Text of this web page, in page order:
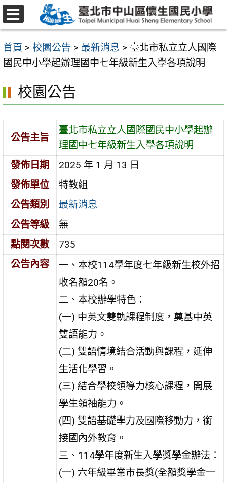
跳
至
要
內
區
首頁 > 校園公告 > 最新消息 > 臺北市私立立人國際
國民中小學起辦理國中七年級新生入學各項說明
校園公告
公告主旨
臺北市私立立人國際國民中小學起辦
理國中七年級新生入學各項說明
發佈日期
2025 年 1 月 13 日
發佈單位
特教組
公告類別
最新消息
公告等級
無
點閱次數
735
公告內容
一、本校114學年度七年級新生校外招
收名額20名。
二、本校辦學特色：
(一) 中英文雙軌課程制度，奠基中英
雙語能力。
(二) 雙語情境結合活動與課程，延伸
生活化學習。
(三) 結合學校領導力核心課程，開展
學生領袖能力。
(四) 雙語基礎學力及國際移動力，銜
接國內外教育。
三、114學年度新生入學獎學金辦法：
(一) 六年級畢業市長獎(全額獎學金一
選
單